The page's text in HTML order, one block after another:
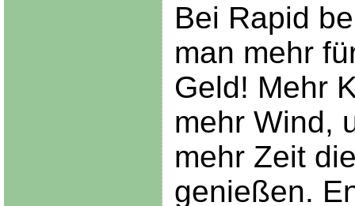
Bei Rapid
man mehr
Geld! Mehr
mehr Wind,
mehr Zeit
genießen.